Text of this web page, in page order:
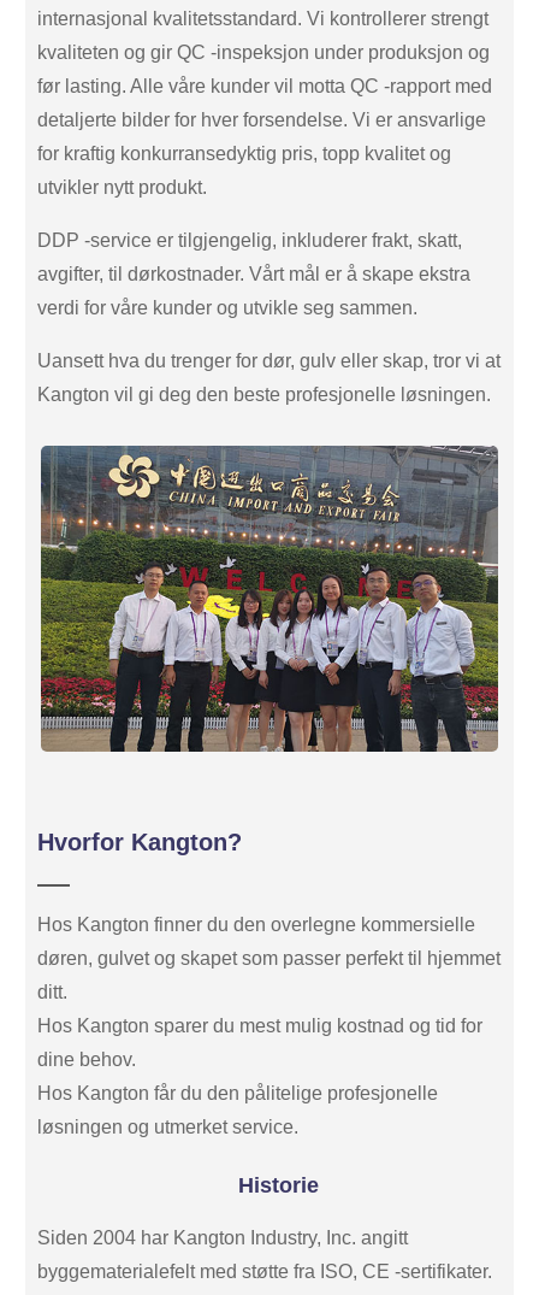
internasjonal kvalitetsstandard. Vi kontrollerer strengt
kvaliteten og gir QC -inspeksjon under produksjon og
før lasting. Alle våre kunder vil motta QC -rapport med
detaljerte bilder for hver forsendelse. Vi er ansvarlige
for kraftig konkurransedyktig pris, topp kvalitet og
utvikler nytt produkt.
DDP -service er tilgjengelig, inkluderer frakt, skatt,
avgifter, til dørkostnader. Vårt mål er å skape ekstra
verdi for våre kunder og utvikle seg sammen.
Uansett hva du trenger for dør, gulv eller skap, tror vi at
Kangton vil gi deg den beste profesjonelle løsningen.
Hvorfor Kangton?
Hos Kangton finner du den overlegne kommersielle
døren, gulvet og skapet som passer perfekt til hjemmet
ditt.
Hos Kangton sparer du mest mulig kostnad og tid for
dine behov.
Hos Kangton får du den pålitelige profesjonelle
løsningen og utmerket service.
Historie
Siden 2004 har Kangton Industry, Inc. angitt
byggematerialefelt med støtte fra ISO, CE -sertifikater.